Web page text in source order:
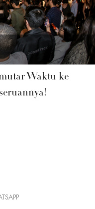
Waktu ke